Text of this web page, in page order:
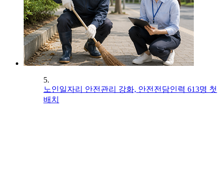
5.
노인일자리 안전관리 강화, 안전전담인력 613명 첫
배치